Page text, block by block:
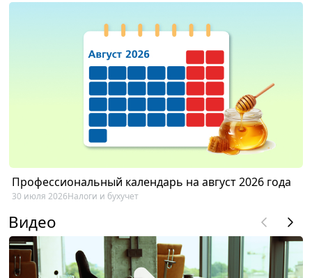
Профессиональный календарь на август 2026 года
30 июля 2026Налоги и бухучет
Видео